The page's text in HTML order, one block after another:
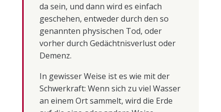
da sein, und dann wird es einfach
geschehen, entweder durch den so
genannten physischen Tod, oder
vorher durch Gedächtnisverlust oder
Demenz.
In gewisser Weise ist es wie mit der
Schwerkraft: Wenn sich zu viel Wasser
an einem Ort sammelt, wird die Erde